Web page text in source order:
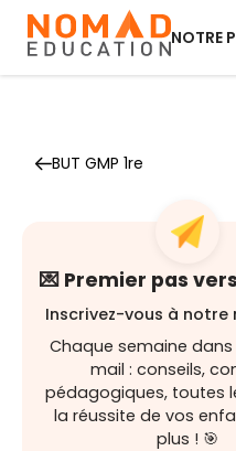
NOTRE
BUT GMP 1re
💌 Premier pas
Inscrivez-vous à notre
Chaque semaine
mail : conseils,
pédagogiques, toutes
la réussite de vos
plus ! 🎯